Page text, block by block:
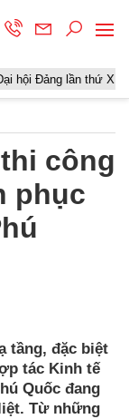
Đảng lần thứ XIII
công
phục
tầng, đặc biệt
tác Kinh tế
Quốc đang
Từ những